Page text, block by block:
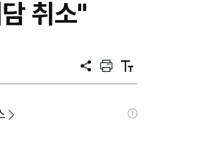
취소"
공
프
트
텍
트